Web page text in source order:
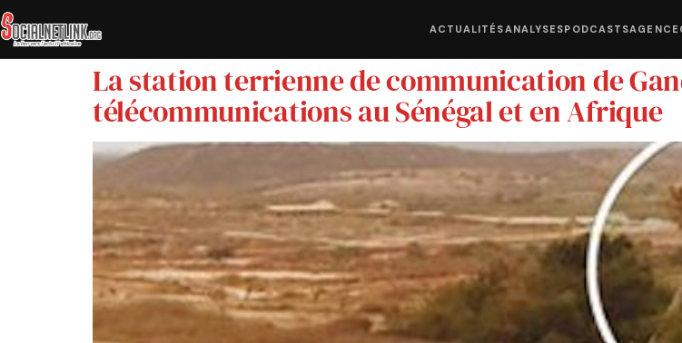
ACTUALITÉSANALYSESPODCASTSAGENCE
La station terrienne de communication de
télécommunications au Sénégal et en Afrique